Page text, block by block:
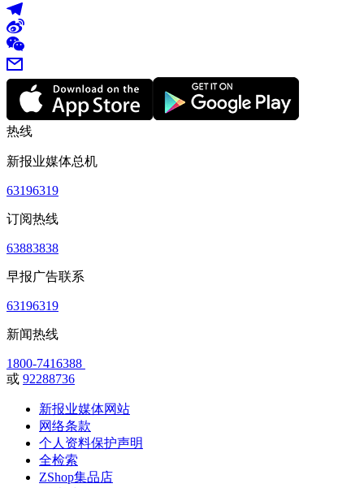
热线
新报业媒体总机
63196319
订阅热线
63883838
早报广告联系
63196319
新闻热线
1800-7416388
或 92288736
新报业媒体网站
网络条款
个人资料保护声明
全检索
ZShop集品店